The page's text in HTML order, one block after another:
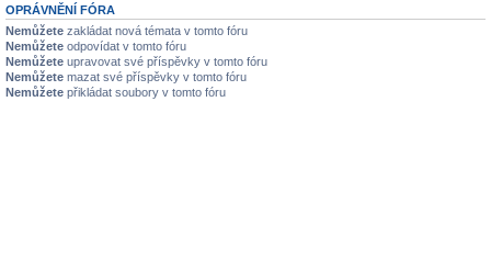
OPRÁVNĚNÍ FÓRA
Nemůžete zakládat nová témata v tomto fóru
Nemůžete odpovídat v tomto fóru
Nemůžete upravovat své příspěvky v tomto fóru
Nemůžete mazat své příspěvky v tomto fóru
Nemůžete přikládat soubory v tomto fóru